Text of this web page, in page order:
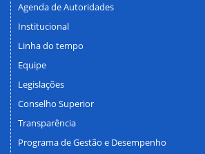
Agenda de Autoridades
Institucional
Linha do tempo
Equipe
Legislações
Conselho Superior
Transparência
Programa de Gestão e Desempenho